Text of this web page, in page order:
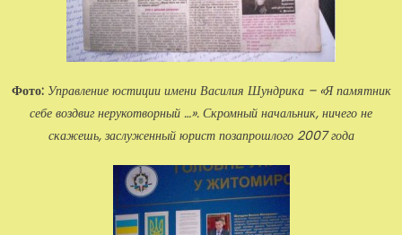
Фото: Управление юстиции имени Василия Шундрика – «Я памятник
себе воздвиг нерукот­ворный …». Скромный начальник, ничего не
скажешь, заслуженный юрист позапрошлого 2007 года